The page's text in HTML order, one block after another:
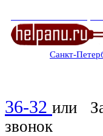
Санкт-
36-32 или
звонок